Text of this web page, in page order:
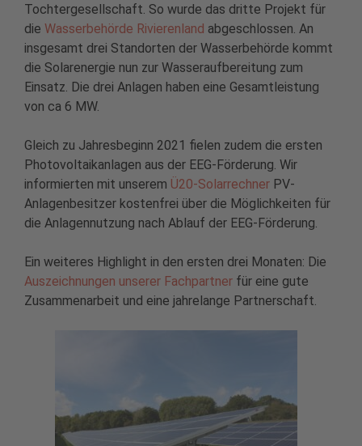
Tochtergesellschaft. So wurde das dritte Projekt für
die Wasserbehörde Rivierenland abgeschlossen. An
insgesamt drei Standorten der Wasserbehörde kommt
die Solarenergie nun zur Wasseraufbereitung zum
Einsatz. Die drei Anlagen haben eine Gesamtleistung
von ca 6 MW.
Gleich zu Jahresbeginn 2021 fielen zudem die ersten
Photovoltaikanlagen aus der EEG-Förderung. Wir
informierten mit unserem Ü20-Solarrechner PV-
Anlagenbesitzer kostenfrei über die Möglichkeiten für
die Anlagennutzung nach Ablauf der EEG-Förderung.
Ein weiteres Highlight in den ersten drei Monaten: Die
Auszeichnungen unserer Fachpartner für eine gute
Zusammenarbeit und eine jahrelange Partnerschaft.